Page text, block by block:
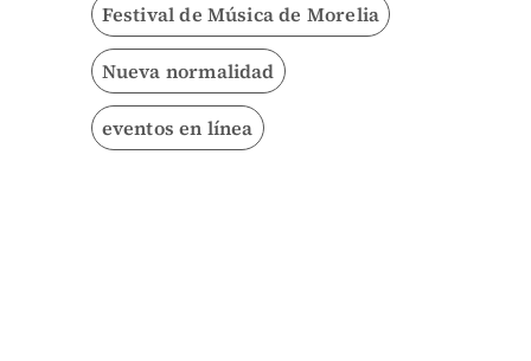
Festival de Música de Morelia
Nueva normalidad
eventos en línea